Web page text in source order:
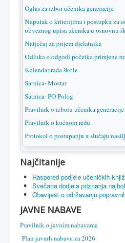
Oglas za izbor učenika generacije
Naputak o kriterijima i postupku za
obveznog upisa učenika u osnovnu
Natječaj za prijem djelatnika
Odluka o odgodi početka primjene
Kalendar rada škole
Satnica- Mostar
Satnica- PO Polog
Pravilnik o izboru učenika generacije
Pravilnik o kućnom redu
Protokol o postupanju u slučaju
Najčitanije
Raspored podjele učeničkih
Svečana dodjela priznanja
Obavijest o održavanju
JAVNE NABAVE
Pravilnik o javnim nabavama
Plan javnih nabava za 2026.